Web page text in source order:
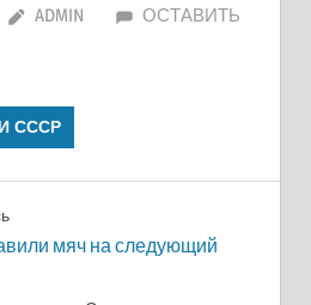
ADMIN
ОСТАВИТЬ
СССР
мяч на следующий